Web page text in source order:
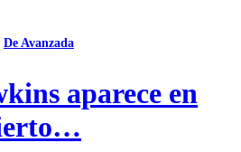
De Avanzada
aparece en